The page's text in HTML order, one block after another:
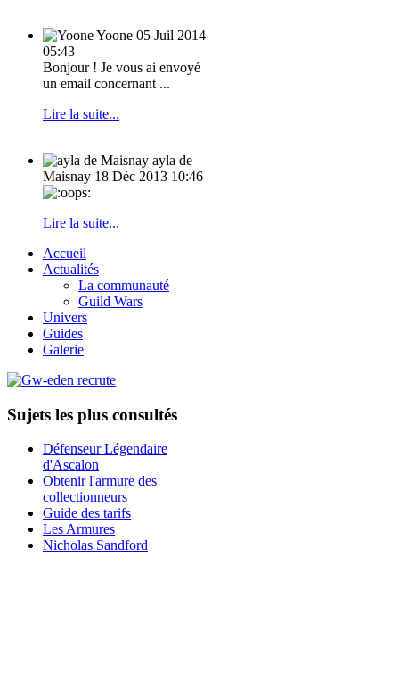
Yoone 05 Juil 2014
05:43
Bonjour ! Je vous ai envoyé
un email concernant ...
Lire la suite...
ayla de
Maisnay 18 Déc 2013 10:46
Lire la suite...
Accueil
Actualités
La communauté
Guild Wars
Univers
Guides
Galerie
Sujets les plus consultés
Défenseur Légendaire
d'Ascalon
Obtenir l'armure des
collectionneurs
Guide des tarifs
Les Armures
Nicholas Sandford